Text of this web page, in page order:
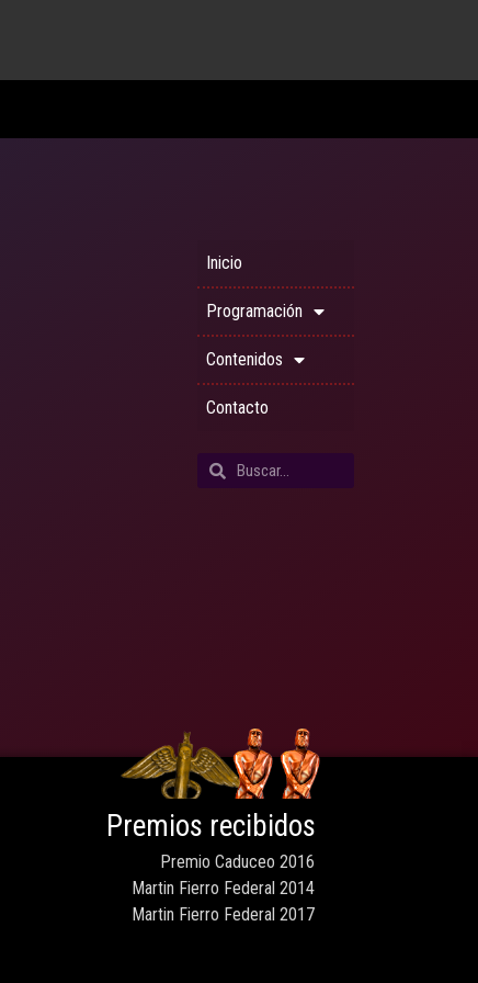
Inicio
Programación
Contenidos
Contacto
Premios recibidos
Premio Caduceo 2016
Martin Fierro Federal 2014
Martin Fierro Federal 2017